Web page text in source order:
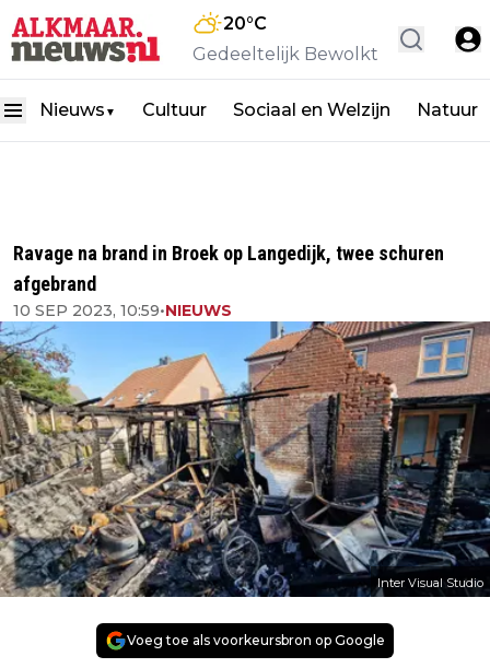
20°C
Gedeeltelijk Bewolkt
Nieuws ▼ Cultuur Sociaal en Welzijn Natuur
Ravage na brand in Broek op Langedijk, twee schuren
afgebrand
10 SEP 2023, 10:59•NIEUWS
Inter Visual Studio
Voeg toe als voorkeursbron op Google